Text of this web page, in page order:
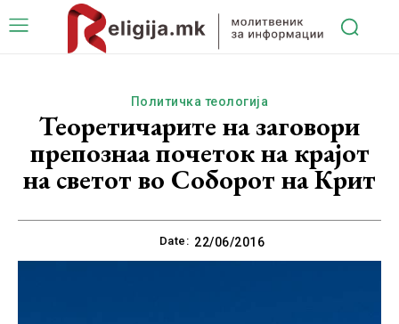
Политичка теологија
Теоретичарите на заговори
препознаа почеток на крајот
на светот во Соборот на Крит
Date: 22/06/2016